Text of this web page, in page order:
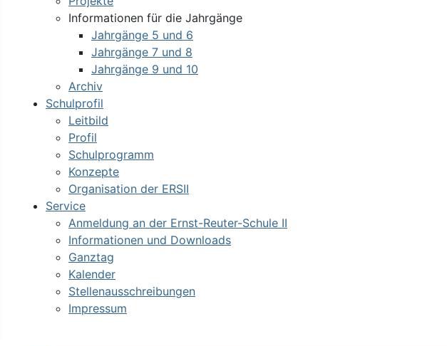
Informationen für die Jahrgänge
Jahrgänge 5 und 6
Jahrgänge 7 und 8
Jahrgänge 9 und 10
Archiv
Schulprofil
Leitbild
Profil
Schulprogramm
Konzepte
Organisation der ERSII
Service
Anmeldung an der Ernst-Reuter-Schule II
Informationen und Downloads
Ganztag
Kalender
Stellenausschreibungen
Impressum